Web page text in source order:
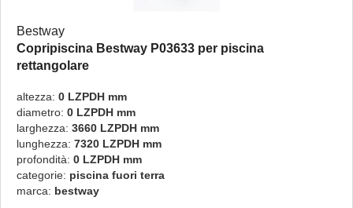
Bestway
Copripiscina Bestway P03633 per piscina
rettangolare
altezza: 0 LZPDH mm
diametro: 0 LZPDH mm
larghezza: 3660 LZPDH mm
lunghezza: 7320 LZPDH mm
profondità: 0 LZPDH mm
categorie: piscina fuori terra
marca: bestway